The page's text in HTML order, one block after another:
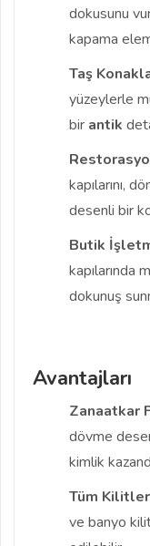
dokusunu
kapama
Taş
yüzeylerle
bir antik
kapılarını,
desenli bir
Butik
kapılarında
dokunuş
Avantajları
Zanaatkar
dövme
kimlik
Tüm
ve banyo